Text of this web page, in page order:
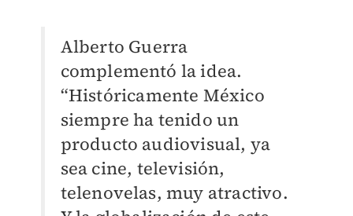
Alberto Guerra
complementó la idea.
“Históricamente México
siempre ha tenido un
producto audiovisual, ya
sea cine, televisión,
telenovelas, muy atractivo.